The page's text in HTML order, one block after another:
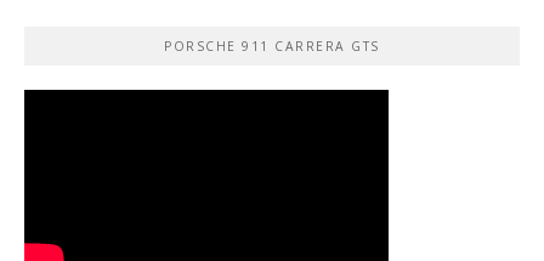
PORSCHE 911 CARRERA GTS